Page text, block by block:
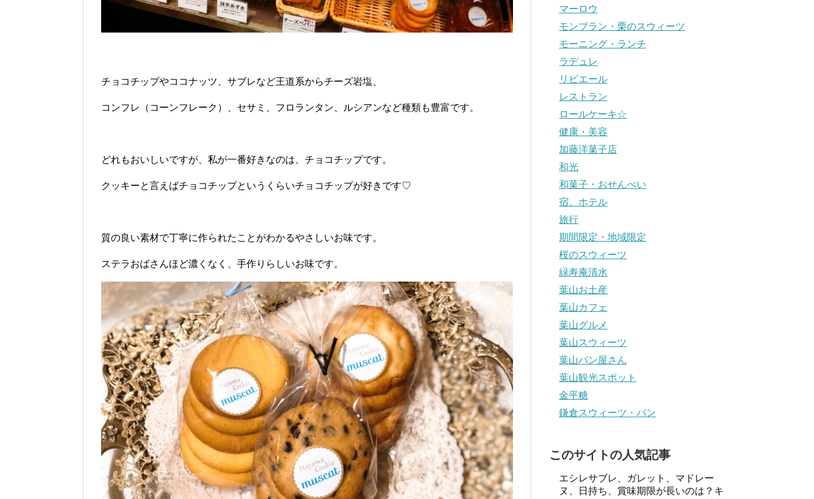
チョコチップやココナッツ、サブレなど王道系からチーズ岩塩、
コンフレ（コーンフレーク）、セサミ、フロランタン、ルシアンなど種類も豊富です。
どれもおいしいですが、私が一番好きなのは、チョコチップです。
クッキーと言えばチョコチップというくらいチョコチップが好きです♡
質の良い素材で丁寧に作られたことがわかるやさしいお味です。
ステラおばさんほど濃くなく、手作りらしいお味です。
マーロウ
モンブラン・栗のスウィーツ
モーニング・ランチ
ラデュレ
リビエール
レストラン
ロールケーキ☆
健康・美容
加藤洋菓子店
和光
和菓子・おせんべい
宿、ホテル
旅行
期間限定・地域限定
桜のスウィーツ
緑寿庵清水
葉山お土産
葉山カフェ
葉山グルメ
葉山スウィーツ
葉山パン屋さん
葉山観光スポット
金平糖
鎌倉スウィーツ・パン
このサイトの人気記事
エシレサブレ、ガレット、マドレー
ヌ、日持ち、賞味期限が長いのは？キ